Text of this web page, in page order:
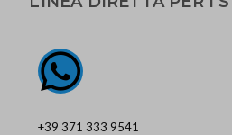
+39 371 333 9541